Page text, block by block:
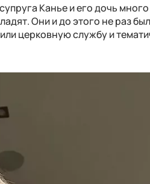
Канье и его дочь
Они и до этого не раз
церковную службу и